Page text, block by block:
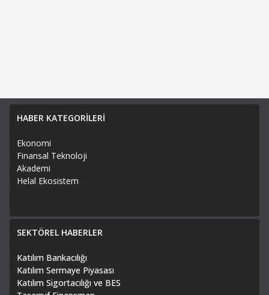
HABER KATEGORİLERİ
Ekonomi
Finansal Teknoloji
Akademi
Helal Ekosistem
SEKTÖREL HABERLER
Katılım Bankacılığı
Katılım Sermaye Piyasası
Katılım Sigortacılığı ve BES